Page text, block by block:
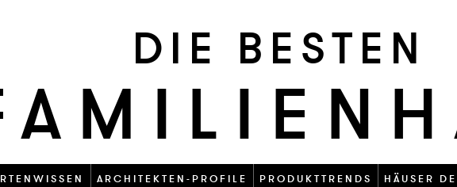
DIE BESTEN
ARCHITEKTEN-PROFILE PRODUKTTRENDS HÄUSER